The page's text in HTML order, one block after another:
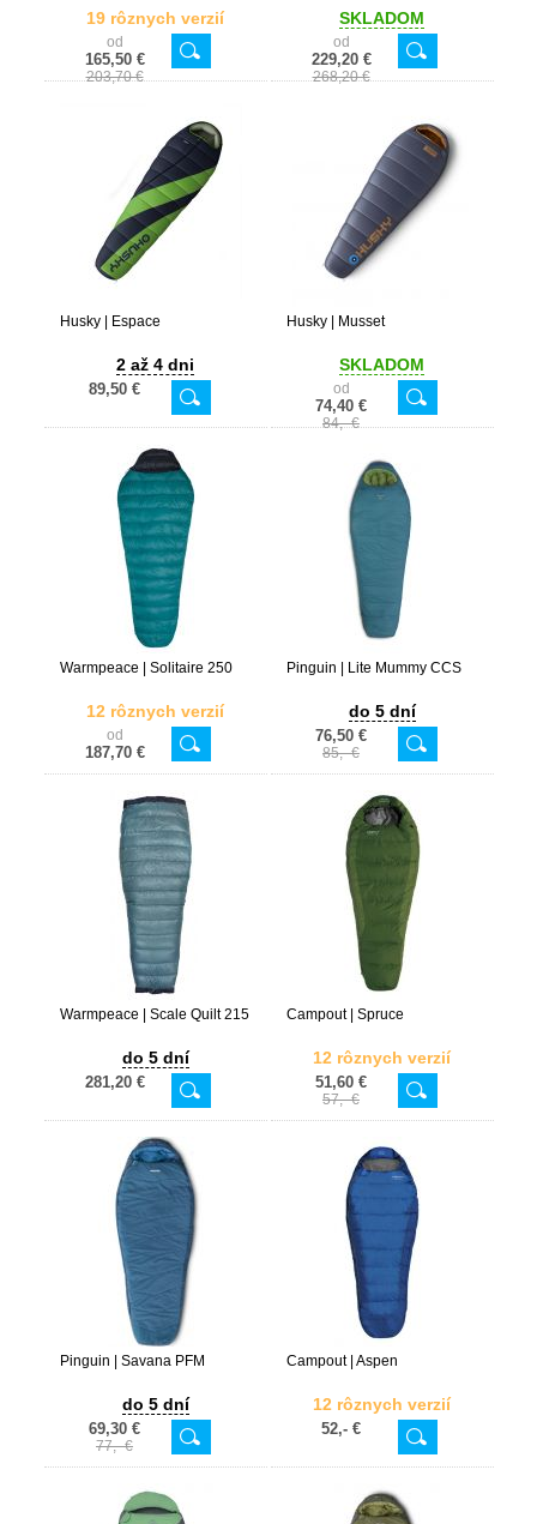
19 rôznych verzií
od
165,50 €
203,70 €
SKLADOM
od
229,20 €
268,20 €
Husky | Espace
2 až 4 dni
89,50 €
Husky | Musset
SKLADOM
od
74,40 €
84,- €
Warmpeace | Solitaire 250
12 rôznych verzií
od
187,70 €
Pinguin | Lite Mummy CCS
do 5 dní
76,50 €
85,- €
Warmpeace | Scale Quilt 215
do 5 dní
281,20 €
Campout | Spruce
12 rôznych verzií
51,60 €
57,- €
Pinguin | Savana PFM
do 5 dní
69,30 €
77,- €
Campout | Aspen
12 rôznych verzií
52,- €